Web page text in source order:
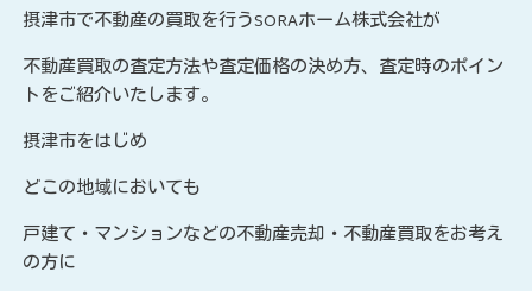
摂津市で不動産の買取を行うSORAホーム株式会社が
不動産買取の査定方法や査定価格の決め方、査定時のポイン
トをご紹介いたします。
摂津市をはじめ
どこの地域においても
戸建て・マンションなどの不動産売却・不動産買取をお考え
の方に